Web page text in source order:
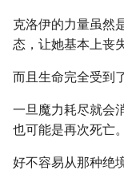
克洛伊的力量虽然
态，让她基本上丧
而且生命完全受到
一旦魔力耗尽就会
也可能是再次死亡。
好不容易从那种绝